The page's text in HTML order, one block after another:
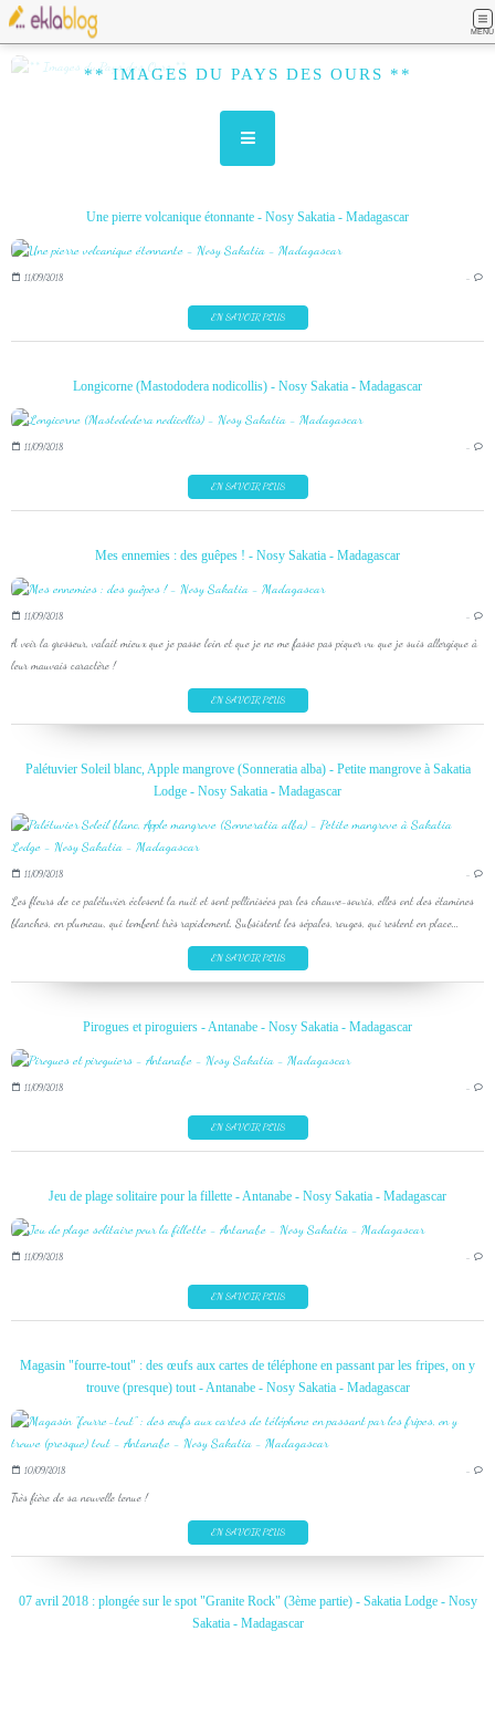
MENU
** IMAGES DU PAYS DES OURS **
Une pierre volcanique étonnante - Nosy Sakatia - Madagascar
11/09/2018 …
EN SAVOIR PLUS
Longicorne (Mastododera nodicollis) - Nosy Sakatia - Madagascar
11/09/2018 …
EN SAVOIR PLUS
Mes ennemies : des guêpes ! - Nosy Sakatia - Madagascar
11/09/2018 …
A voir la grosseur, valait mieux que je passe loin et que je ne me fasse pas piquer vu que je suis allergique à
leur mauvais caractère !
EN SAVOIR PLUS
Palétuvier Soleil blanc, Apple mangrove (Sonneratia alba) - Petite mangrove à Sakatia
Lodge - Nosy Sakatia - Madagascar
11/09/2018 …
Les fleurs de ce palétuvier éclosent la nuit et sont pollinisées par les chauve-souris, elles ont des étamines
blanches, en plumeau, qui tombent très rapidement. Subsistent les sépales, rouges, qui restent en place...
EN SAVOIR PLUS
Pirogues et piroguiers - Antanabe - Nosy Sakatia - Madagascar
11/09/2018 …
EN SAVOIR PLUS
Jeu de plage solitaire pour la fillette - Antanabe - Nosy Sakatia - Madagascar
11/09/2018 …
EN SAVOIR PLUS
Magasin "fourre-tout" : des œufs aux cartes de téléphone en passant par les fripes, on y
trouve (presque) tout - Antanabe - Nosy Sakatia - Madagascar
10/09/2018 …
Très fière de sa nouvelle tenue !
EN SAVOIR PLUS
07 avril 2018 : plongée sur le spot "Granite Rock" (3ème partie) - Sakatia Lodge - Nosy
Sakatia - Madagascar